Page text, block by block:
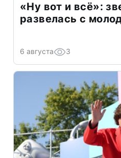
«Ну вот и всё»:
развелась с
6 августа 3